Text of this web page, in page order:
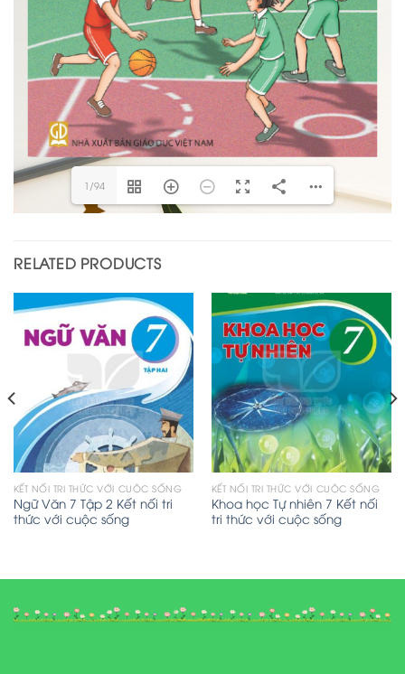
1/94
RELATED PRODUCTS
KẾT NỐI TRI THỨC VỚI CUỘC SỐNG
Ngữ Văn 7 Tập 2 Kết nối tri
thức với cuộc sống
KẾT NỐI TRI THỨC VỚI CUỘC SỐNG
Khoa học Tự nhiên 7 Kết nối
tri thức với cuộc sống